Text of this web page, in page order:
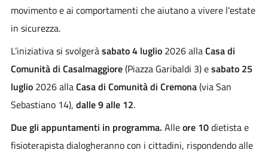
movimento e ai comportamenti che aiutano a vivere l'estate
in sicurezza.
L’iniziativa si svolgeràsabato 4 luglio2026 allaCasa di
Comunità di Casalmaggiore(Piazza Garibaldi 3) esabato 25
luglio2026 allaCasa di Comunità di Cremona(via San
Sebastiano 14), dalle 9 alle 12.
Due gli appuntamenti in programma. Alleore 10dietista e
fisioterapista dialogheranno con i cittadini, rispondendo alle